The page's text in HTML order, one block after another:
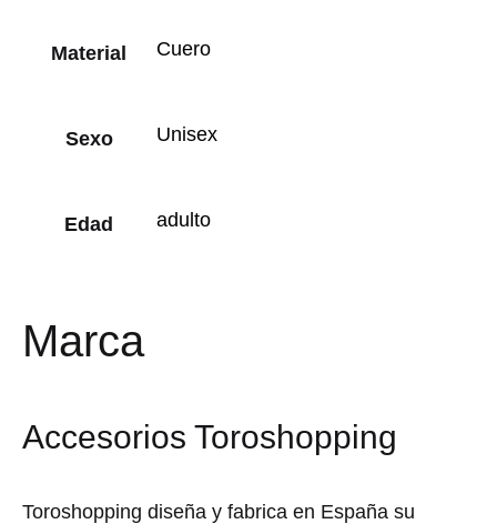
Material Cuero
Sexo Unisex
Edad adulto
Marca
Accesorios Toroshopping
Toroshopping diseña y fabrica en España su